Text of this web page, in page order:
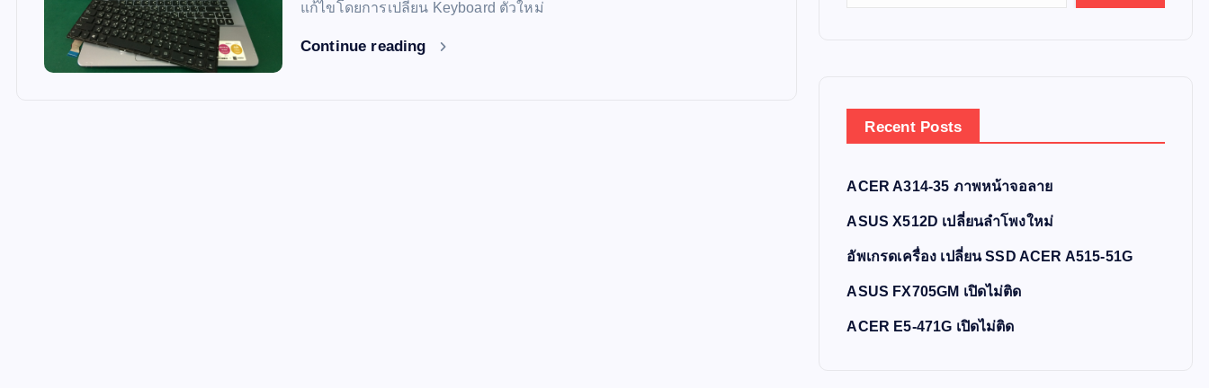
แก้ไขโดยการเปลี่ยน Keyboard ตัวใหม่
Continue reading
Recent Posts
ACER A314-35 ภาพหน้าจอลาย
ASUS X512D เปลี่ยนลำโพงใหม่
อัพเกรดเครื่อง เปลี่ยน SSD ACER A515-51G
ASUS FX705GM เปิดไม่ติด
ACER E5-471G เปิดไม่ติด